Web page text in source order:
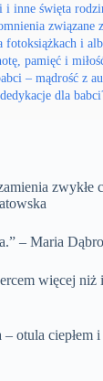
i inne święta
związane
fotoksiążkach i
pamięć i
– mądrość z
dla
zwykłe
– Maria
więcej niż
otula ciepłem